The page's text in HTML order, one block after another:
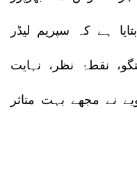
ہے کہ سپریم لیڈر
نقطۂ نظر، نہایت
نے مجھے بہت متاثر